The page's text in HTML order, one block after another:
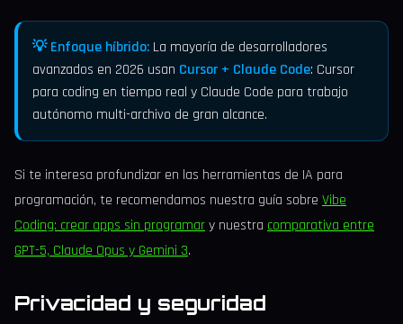
💡 Enfoque híbrido: La mayoría de desarrolladores
avanzados en 2026 usan Cursor + Claude Code: Cursor
para coding en tiempo real y Claude Code para trabajo
autónomo multi-archivo de gran alcance.
Si te interesa profundizar en las herramientas de IA para
programación, te recomendamos nuestra guía sobre Vibe
Coding: crear apps sin programary nuestra comparativa entre
GPT-5, Claude Opus y Gemini 3.
Privacidad y seguridad